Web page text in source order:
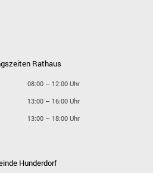
Rathaus
08:00 – 12:00 Uhr
13:00 – 16:00 Uhr
13:00 – 18:00 Uhr
Hunderdorf